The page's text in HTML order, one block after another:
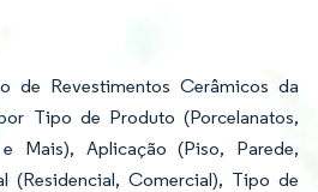
de Revestimentos Cerâmicos da
Tipo de Produto (Porcelanatos,
Mais), Aplicação (Piso, Parede,
(Residencial, Comercial), Tipo de